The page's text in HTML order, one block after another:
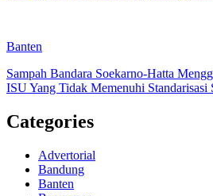
Banten
Sampah Bandara Soekarno-Hatta
ISU Yang Tidak Memenuhi Standarisasi
Categories
Advertorial
Bandung
Banten